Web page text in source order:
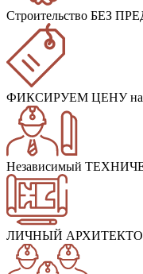
Строительство БЕЗ
ФИКСИРУЕМ ЦЕНУна
Независимый
ЛИЧНЫЙ